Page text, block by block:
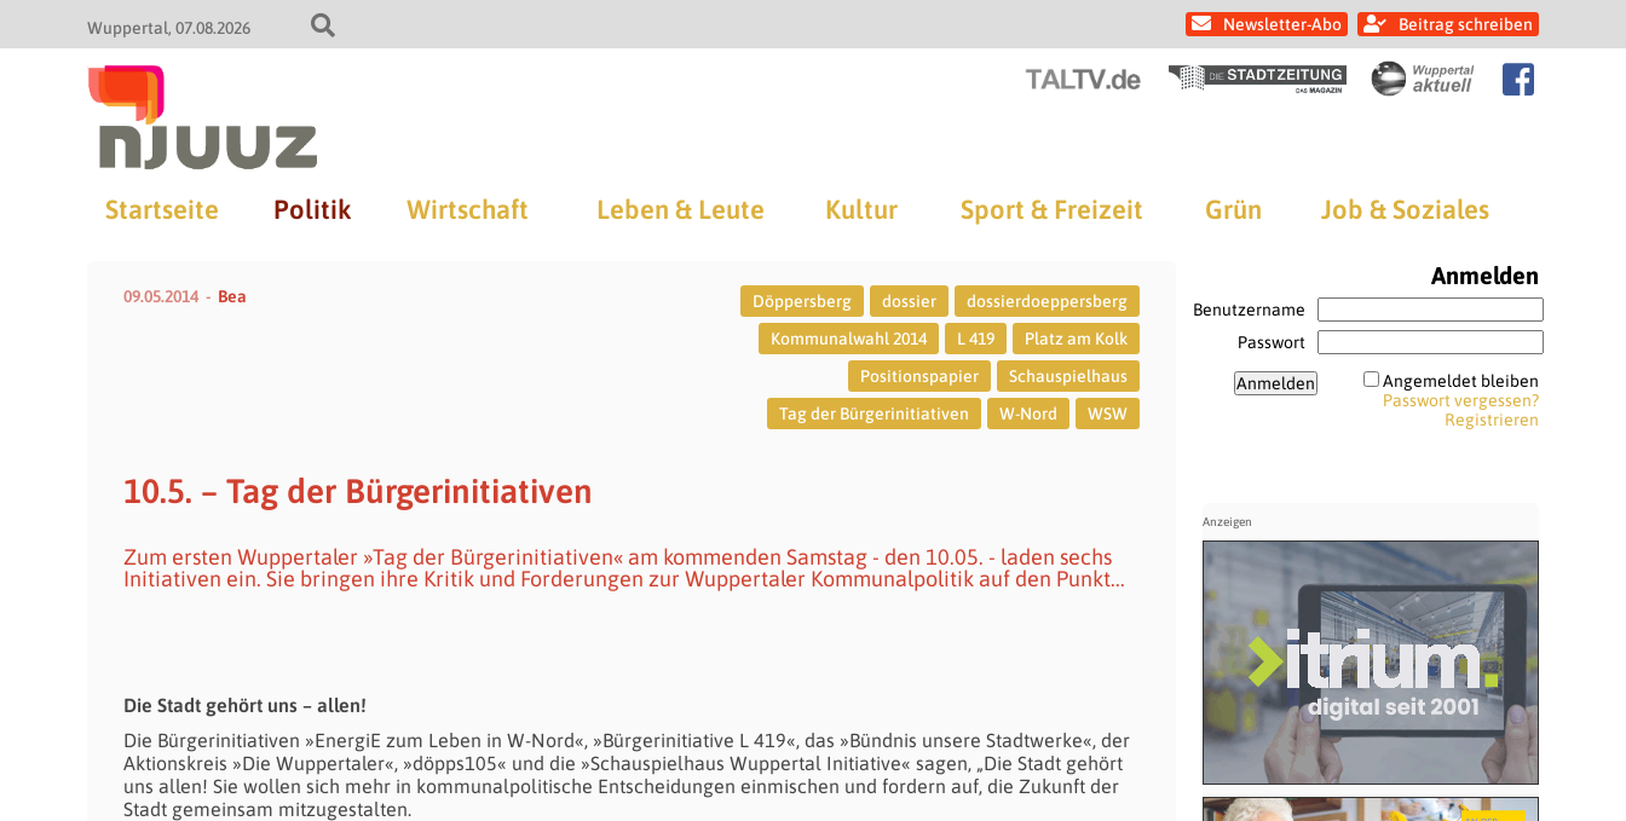
Wuppertal 07.08.2026 Newsletter-Abo Beitrag schreiben
Startseite Politik Wirtschaft Leben & Leute Kultur Sport & Freizeit Grün Job & Soziales
09.05.2014 Bea Döppersberg dossier
dossierdoeppersberg
Kommunalwahl 2014
L 419
Platz am Kolk
Positionspapier
Schauspielhaus
Tag der Bürgerinitiativen
W-Nord WSW
10.5. – Tag der Bürgerinitiativen
Zum ersten Wuppertaler »Tag der Bürgerinitiativen« am kommenden Samstag - den 10.05. - laden sechs
Initiativen ein. Sie bringen ihre Kritik und Forderungen zur Wuppertaler Kommunalpolitik auf den Punkt...
Die Stadt gehört uns – allen!
Die Bürgerinitiativen »EnergiE zum Leben in W-Nord«, »Bürgerinitiative L 419«, das »Bündnis unsere Stadtwerke«, der
Aktionskreis »Die Wuppertaler«, »döpps105« und die »Schauspielhaus Wuppertal Initiative« sagen, „Die Stadt gehört
uns allen! Sie wollen sich mehr in kommunalpolitische Entscheidungen einmischen und fordern auf, die Zukunft der
Stadt gemeinsam mitzugestalten.
Anmelden
Benutzername
Passwort
Angemeldet bleiben
Passwort vergessen?
Registrieren